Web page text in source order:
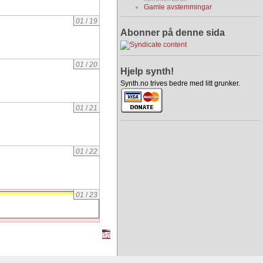
01 / 19
01 /20
01 /21
01 /22
01 /23
Gamle avstemmingar
Abonner på denne sida
Hjelp synth!
Synth.no trives bedre med litt grunker.